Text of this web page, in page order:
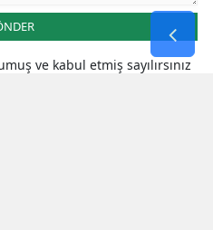
ve kabul etmiş sayılırsınız